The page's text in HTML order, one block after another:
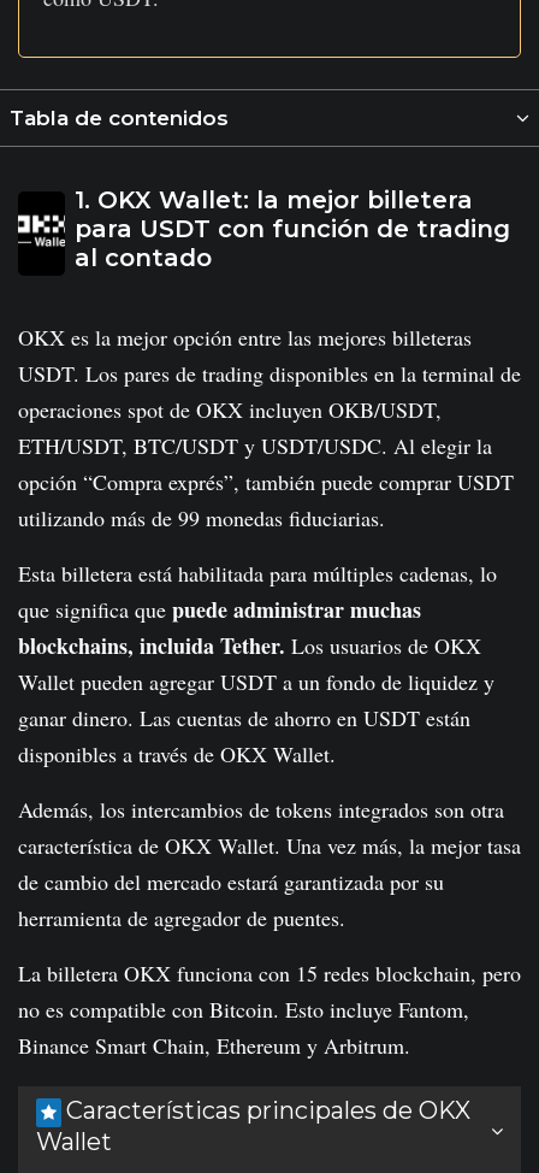
Tabla de contenidos
1. OKX Wallet: la mejor billetera
para USDT con función de trading
al contado
OKX es la mejor opción entre las mejores billeteras
USDT. Los pares de trading disponibles en la terminal de
operaciones spot de OKX incluyen OKB/USDT,
ETH/USDT, BTC/USDT y USDT/USDC. Al elegir la
opción “Compra exprés”, también puede comprar USDT
utilizando más de 99 monedas fiduciarias.
Esta billetera está habilitada para múltiples cadenas, lo
que significa que puede administrar muchas
blockchains, incluida Tether. Los usuarios de OKX
Wallet pueden agregar USDT a un fondo de liquidez y
ganar dinero. Las cuentas de ahorro en USDT están
disponibles a través de OKX Wallet.
Además, los intercambios de tokens integrados son otra
característica de OKX Wallet. Una vez más, la mejor tasa
de cambio del mercado estará garantizada por su
herramienta de agregador de puentes.
La billetera OKX funciona con 15 redes blockchain, pero
no es compatible con Bitcoin. Esto incluye Fantom,
Binance Smart Chain, Ethereum y Arbitrum.
Características principales de OKX
Wallet